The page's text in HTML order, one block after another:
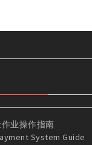
业操作指南
System Guide